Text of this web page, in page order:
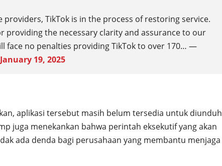
TikTok is in the process of restoring service.
providing the necessary clarity and assurance to our
face no penalties providing TikTok to over 170… —
January 19, 2025
aplikasi tersebut masih belum tersedia untuk diunduh
juga menekankan bahwa perintah eksekutif yang akan
ada denda bagi perusahaan yang membantu menjaga